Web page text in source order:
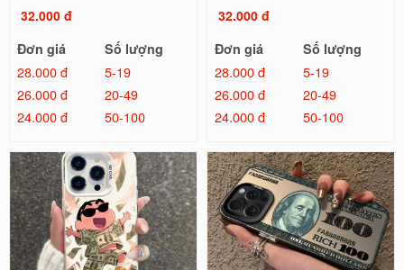
32.000 đ
Đơn giá
Số lượng
28.000 đ
5-19
26.000 đ
20-49
24.000 đ
50-100
32.000 đ
Đơn giá
Số lượng
28.000 đ
5-19
26.000 đ
20-49
24.000 đ
50-100